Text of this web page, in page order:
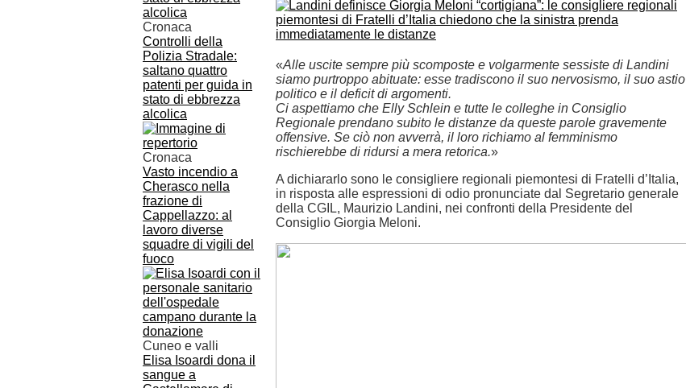
Cronaca
Controlli della
Polizia Stradale:
saltano quattro
patenti per guida in
stato di ebbrezza
alcolica
Cronaca
Vasto incendio a
Cherasco nella
frazione di
Cappellazzo: al
lavoro diverse
squadre di vigili del
fuoco
Cuneo e valli
Elisa Isoardi dona il
sangue a
«Alle uscite sempre più scomposte e volgarmente sessiste di Landini
siamo purtroppo abituate: esse tradiscono il suo nervosismo, il suo astio
politico e il deficit di argomenti.
Ci aspettiamo che Elly Schlein e tutte le colleghe in Consiglio
Regionale prendano subito le distanze da queste parole gravemente
offensive. Se ciò non avverrà, il loro richiamo al femminismo
rischierebbe di ridursi a mera retorica.»
A dichiararlo sono le consigliere regionali piemontesi di Fratelli d’Italia,
in risposta alle espressioni di odio pronunciate dal Segretario generale
della CGIL, Maurizio Landini, nei confronti della Presidente del
Consiglio Giorgia Meloni.